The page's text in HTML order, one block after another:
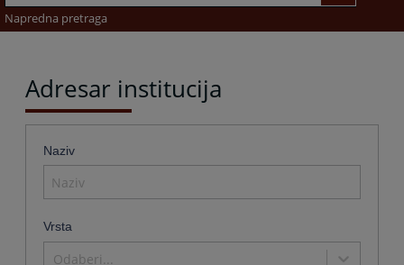
Napredna pretraga
Adresar institucija
Naziv
Vrsta
Odaberi...